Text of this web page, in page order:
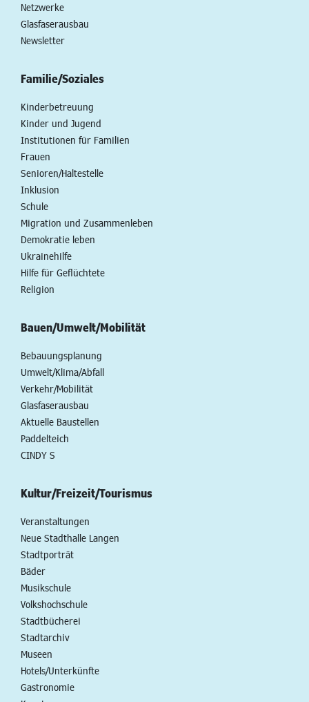
Netzwerke
Glasfaserausbau
Newsletter
Familie/Soziales
Kinderbetreuung
Kinder und Jugend
Institutionen für Familien
Frauen
Senioren/Haltestelle
Inklusion
Schule
Migration und Zusammenleben
Demokratie leben
Ukrainehilfe
Hilfe für Geflüchtete
Religion
Bauen/Umwelt/Mobilität
Bebauungsplanung
Umwelt/Klima/Abfall
Verkehr/Mobilität
Glasfaserausbau
Aktuelle Baustellen
Paddelteich
CINDY S
Kultur/Freizeit/Tourismus
Veranstaltungen
Neue Stadthalle Langen
Stadtporträt
Bäder
Musikschule
Volkshochschule
Stadtbücherei
Stadtarchiv
Museen
Hotels/Unterkünfte
Gastronomie